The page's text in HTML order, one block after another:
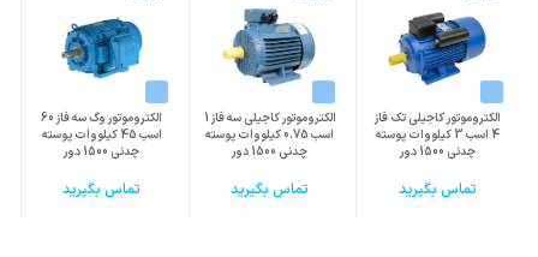
الکتروموتور کاجیلی تک فاز
4 اسب 3 کیلووات پوسته
چدنی 1500 دور
تماس بگیرید
الکتروموتور کاجیلی سه فاز 1
اسب 0.75 کیلووات پوسته
چدنی 1500 دور
تماس بگیرید
الکتروموتور وگ سه فاز 60
اسب 45 کیلووات پوسته
چدنی 1500 دور
تماس بگیرید